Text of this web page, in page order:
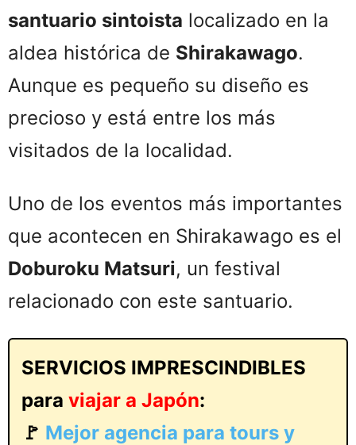
santuario sintoista localizado en la
aldea histórica de Shirakawago.
Aunque es pequeño su diseño es
precioso y está entre los más
visitados de la localidad.
Uno de los eventos más importantes
que acontecen en Shirakawago es el
Doburoku Matsuri, un festival
relacionado con este santuario.
SERVICIOS IMPRESCINDIBLES
para viajar a Japón:
🚩 Mejor agencia para tours y